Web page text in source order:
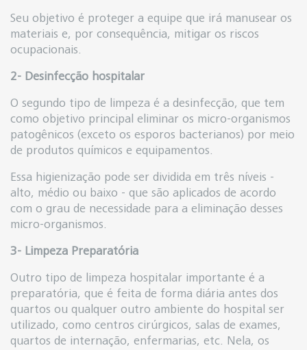
Seu objetivo é proteger a equipe que irá manusear os
materiais e, por consequência, mitigar os riscos
ocupacionais.
2- Desinfecção hospitalar
O segundo tipo de limpeza é a desinfecção, que tem
como objetivo principal eliminar os micro-organismos
patogênicos (exceto os esporos bacterianos) por meio
de produtos químicos e equipamentos.
Essa higienização pode ser dividida em três níveis -
alto, médio ou baixo - que são aplicados de acordo
com o grau de necessidade para a eliminação desses
micro-organismos.
3- Limpeza Preparatória
Outro tipo de limpeza hospitalar importante é a
preparatória, que é feita de forma diária antes dos
quartos ou qualquer outro ambiente do hospital ser
utilizado, como centros cirúrgicos, salas de exames,
quartos de internação, enfermarias, etc. Nela, os